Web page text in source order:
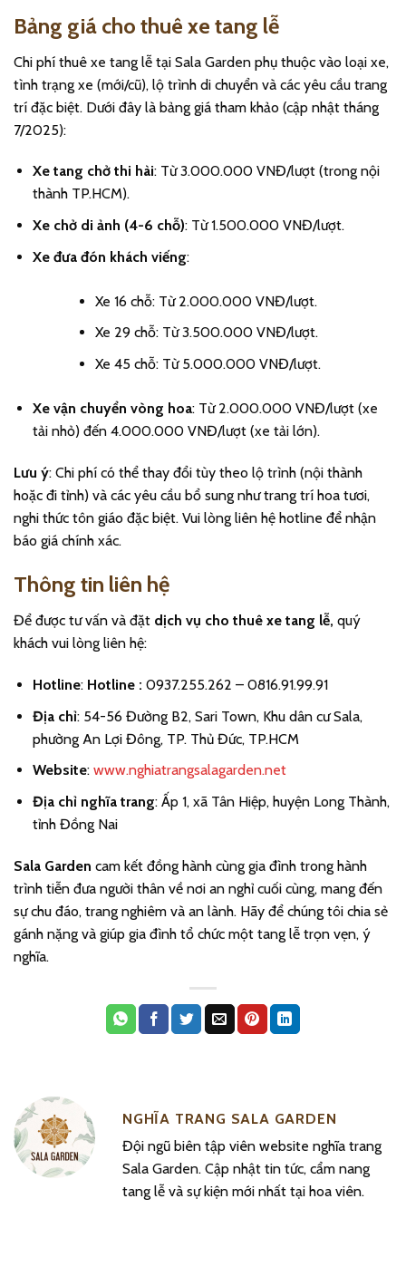
Bảng giá cho thuê xe tang lễ
Chi phí thuê xe tang lễ tại Sala Garden phụ thuộc vào loại xe,
tình trạng xe (mới/cũ), lộ trình di chuyển và các yêu cầu trang
trí đặc biệt. Dưới đây là bảng giá tham khảo (cập nhật tháng
7/2025):
Xe tang chở thi hài: Từ 3.000.000 VNĐ/lượt (trong nội
thành TP.HCM).
Xe chở di ảnh (4-6 chỗ): Từ 1.500.000 VNĐ/lượt.
Xe đưa đón khách viếng:
Xe 16 chỗ: Từ 2.000.000 VNĐ/lượt.
Xe 29 chỗ: Từ 3.500.000 VNĐ/lượt.
Xe 45 chỗ: Từ 5.000.000 VNĐ/lượt.
Xe vận chuyển vòng hoa: Từ 2.000.000 VNĐ/lượt (xe
tải nhỏ) đến 4.000.000 VNĐ/lượt (xe tải lớn).
Lưu ý: Chi phí có thể thay đổi tùy theo lộ trình (nội thành
hoặc đi tỉnh) và các yêu cầu bổ sung như trang trí hoa tươi,
nghi thức tôn giáo đặc biệt. Vui lòng liên hệ hotline để nhận
báo giá chính xác.
Thông tin liên hệ
Để được tư vấn và đặt dịch vụ cho thuê xe tang lễ, quý
khách vui lòng liên hệ:
Hotline: Hotline : 0937.255.262 – 0816.91.99.91
Địa chỉ: 54-56 Đường B2, Sari Town, Khu dân cư Sala,
phường An Lợi Đông, TP. Thủ Đức, TP.HCM
Website: www.nghiatrangsalagarden.net
Địa chỉ nghĩa trang: Ấp 1, xã Tân Hiệp, huyện Long Thành,
tỉnh Đồng Nai
Sala Garden cam kết đồng hành cùng gia đình trong hành
trình tiễn đưa người thân về nơi an nghỉ cuối cùng, mang đến
sự chu đáo, trang nghiêm và an lành. Hãy để chúng tôi chia sẻ
gánh nặng và giúp gia đình tổ chức một tang lễ trọn vẹn, ý
nghĩa.
NGHĨA TRANG SALA GARDEN
Đội ngũ biên tập viên website nghĩa trang
Sala Garden. Cập nhật tin tức, cẩm nang
tang lễ và sự kiện mới nhất tại hoa viên.